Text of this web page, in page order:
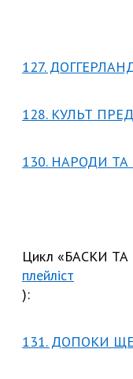
127.
128. КУЛЬТ
130. НАРОДИ ТА
Цикл «БАСКИ ТА
плейліст
):
131. ДОПОКИ